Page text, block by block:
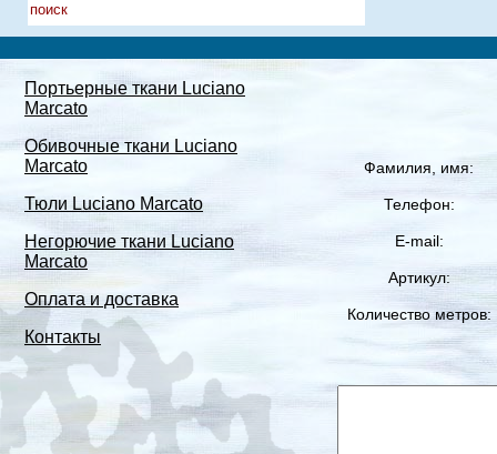
Портьерные ткани Luciano
Marcato
Обивочные ткани Luciano
Marcato
Тюли Luciano Marcato
Негорючие ткани Luciano
Marcato
Оплата и доставка
Контакты
Фамилия, имя:
Телефон:
E-mail:
Артикул:
Количество метров: